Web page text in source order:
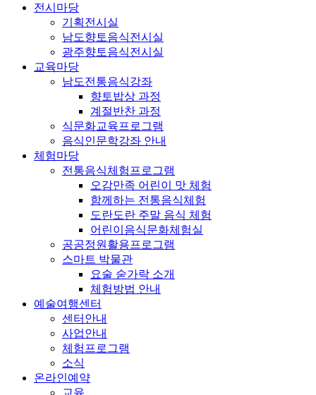
전시마당
기획전시실
남도향토음식전시실
광주향토음식전시실
교육마당
남도전통음식강좌
향토밥상 과정
계절반찬 과정
식문화교육프로그램
음식인문학강좌 안내
체험마당
전통음식체험프로그램
오감만족 어린이 맛 체험
함께하는 전통음식체험
도란도란 주말 음식 체험
어린이음식문화체험실
공공정원활용프로그램
스마트 박물관
요술 숟가락 소개
체험방법 안내
예술여행센터
센터안내
사업안내
체험프로그램
소식
온라인예약
교육